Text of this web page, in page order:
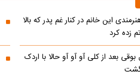
این خانم در کنار غم پدر که بالا
زده کرد
بوقی بعد از کلی آو آو آو حالا با اردک